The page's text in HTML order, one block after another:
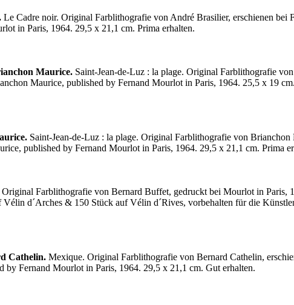
Le Cadre noir. Original Farblithografie von André Brasilier, erschienen
in Paris, 1964. 29,5 x 21,1 cm. Prima erhalten.
Maurice. Saint-Jean-de-Luz : la plage. Original Farblithografie
Maurice, published by Fernand Mourlot in Paris, 1964. 25,5 x 19
Saint-Jean-de-Luz : la plage. Original Farblithografie von
published by Fernand Mourlot in Paris, 1964. 29,5 x 21,1 cm. Prima
Original Farblithografie von Bernard Buffet, gedruckt bei Mourlot in Paris,
d´Arches & 150 Stück auf Vélin d´Rives, vorbehalten für die
Cathelin. Mexique. Original Farblithografie von Bernard Cathelin,
Fernand Mourlot in Paris, 1964. 29,5 x 21,1 cm. Gut erhalten.